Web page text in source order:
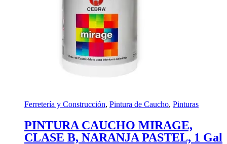
Ferretería y Construcción, Pintura de Caucho, Pinturas
PINTURA CAUCHO MIRAGE,
CLASE B, NARANJA PASTEL, 1 Gal